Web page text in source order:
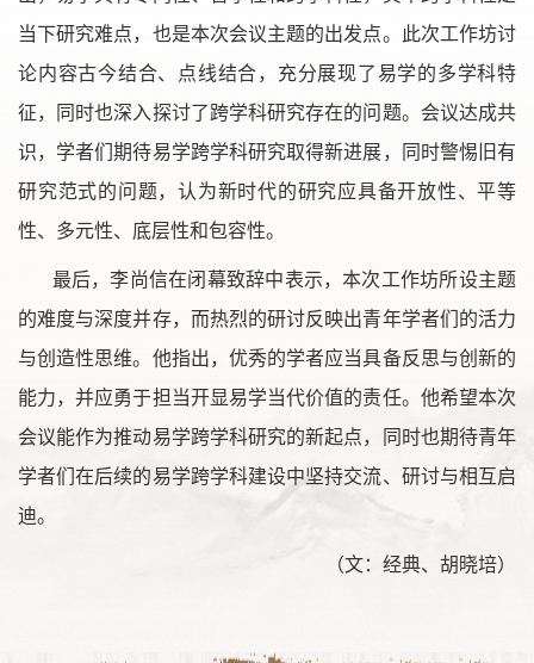
当下研究难点，也是本次会议主题的出发点。此次工作坊讨
论内容古今结合、点线结合，充分展现了易学的多学科特
征，同时也深入探讨了跨学科研究存在的问题。会议达成共
识，学者们期待易学跨学科研究取得新进展，同时警惕旧有
研究范式的问题，认为新时代的研究应具备开放性、平等
性、多元性、底层性和包容性。
最后，李尚信在闭幕致辞中表示，本次工作坊所设主题
的难度与深度并存，而热烈的研讨反映出青年学者们的活力
与创造性思维。他指出，优秀的学者应当具备反思与创新的
能力，并应勇于担当开显易学当代价值的责任。他希望本次
会议能作为推动易学跨学科研究的新起点，同时也期待青年
学者们在后续的易学跨学科建设中坚持交流、研讨与相互启
迪。
（文：经典、胡晓培）